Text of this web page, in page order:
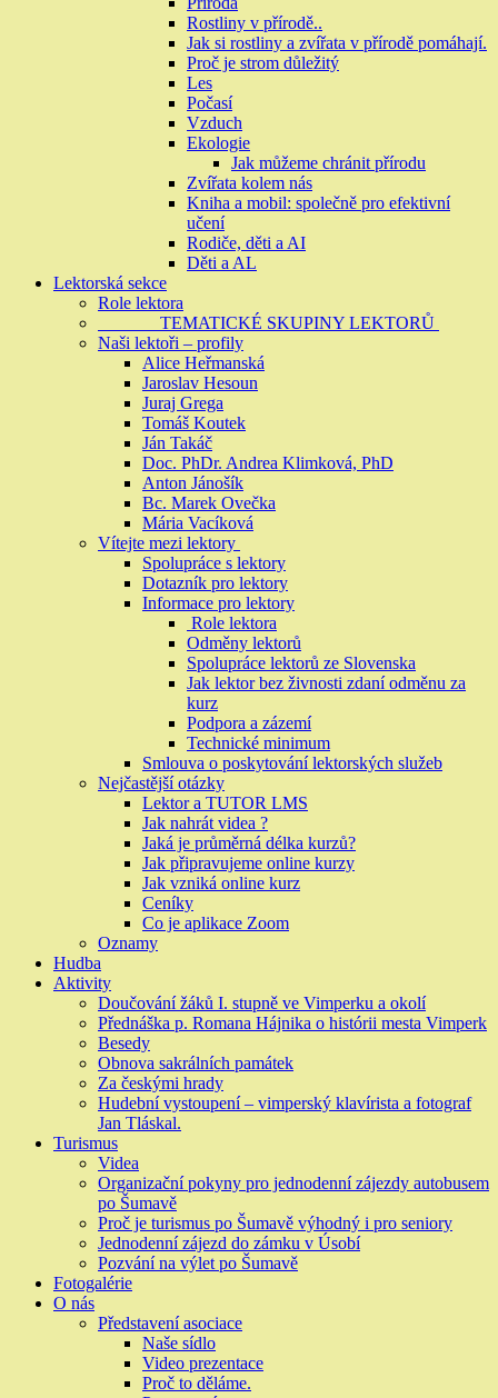
Rostliny v přírodě..
Jak si rostliny a zvířata v přírodě pomáhají.
Proč je strom důležitý
Les
Počasí
Vzduch
Ekologie
Jak můžeme chránit přírodu
Zvířata kolem nás
Kniha a mobil: společně pro efektivní
učení
Rodiče, děti a AI
Děti a AL
Lektorská sekce
Role lektora
TEMATICKÉ SKUPINY LEKTORŮ
Naši lektoři – profily
Alice Heřmanská
Jaroslav Hesoun
Juraj Grega
Tomáš Koutek
Ján Takáč
Doc. PhDr. Andrea Klimková, PhD
Anton Jánošík
Bc. Marek Ovečka
Mária Vacíková
Vítejte mezi lektory
Spolupráce s lektory
Dotazník pro lektory
Informace pro lektory
Role lektora
Odměny lektorů
Spolupráce lektorů ze Slovenska
Jak lektor bez živnosti zdaní odměnu za
kurz
Podpora a zázemí
Technické minimum
Smlouva o poskytování lektorských služeb
Nejčastější otázky
Lektor a TUTOR LMS
Jak nahrát videa ?
Jaká je průměrná délka kurzů?
Jak připravujeme online kurzy
Jak vzniká online kurz
Ceníky
Co je aplikace Zoom
Oznamy
Hudba
Aktivity
Doučování žáků I. stupně ve Vimperku a okolí
Přednáška p. Romana Hájnika o histórii mesta Vimperk
Besedy
Obnova sakrálních památek
Za českými hrady
Hudební vystoupení – vimperský klavírista a fotograf
Jan Tláskal.
Turismus
Videa
Organizační pokyny pro jednodenní zájezdy autobusem
po Šumavě
Proč je turismus po Šumavě výhodný i pro seniory
Jednodenní zájezd do zámku v Úsobí
Pozvání na výlet po Šumavě
Fotogalérie
O nás
Představení asociace
Naše sídlo
Video prezentace
Proč to děláme.